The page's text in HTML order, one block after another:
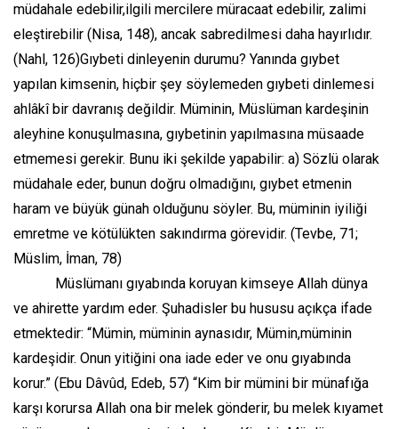
müdahale edebilir,ilgili mercilere müracaat edebilir, zalimi
eleştirebilir (Nisa, 148), ancak sabredilmesi daha hayırlıdır.
(Nahl, 126)Gıybeti dinleyenin durumu? Yanında gıybet
yapılan kimsenin, hiçbir şey söylemeden gıybeti dinlemesi
ahlâkî bir davranış değildir. Müminin, Müslüman kardeşinin
aleyhine konuşulmasına, gıybetinin yapılmasına müsaade
etmemesi gerekir. Bunu iki şekilde yapabilir: a) Sözlü olarak
müdahale eder, bunun doğru olmadığını, gıybet etmenin
haram ve büyük günah olduğunu söyler. Bu, müminin iyiliği
emretme ve kötülükten sakındırma görevidir. (Tevbe, 71;
Müslim, İman, 78)
Müslümanı gıyabında koruyan kimseye Allah dünya
ve ahirette yardım eder. Şuhadisler bu hususu açıkça ifade
etmektedir: “Mümin, müminin aynasıdır, Mümin,müminin
kardeşidir. Onun yitiğini ona iade eder ve onu gıyabında
korur.” (Ebu Dâvûd, Edeb, 57) “Kim bir mümini bir münafığa
karşı korursa Allah ona bir melek gönderir, bu melek kıyamet